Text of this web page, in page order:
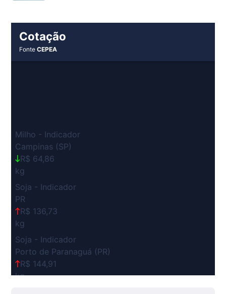
Cotação
FonteCEPEA
Milho - Indicador
Campinas (SP)
R$ 64,86
kg
Soja - Indicador
PR
R$ 136,73
kg
Soja - Indicador
Porto de Paranaguá (PR)
R$ 144,91
kg